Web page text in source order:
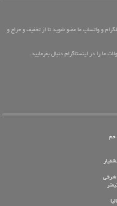
و واتساپ ما عضو شوید تا از تخفیف و حراج و
را در اینستاگرام دنبال بفرمایید.
خم
شرقی